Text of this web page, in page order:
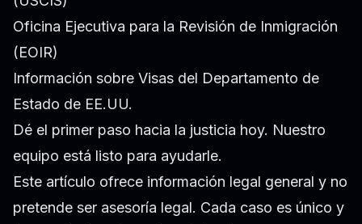
Oficina Ejecutiva para la Revisión de Inmigración
(EOIR)
Información sobre Visas del Departamento de
Estado de EE.UU.
Dé el primer paso hacia la justicia hoy. Nuestro
equipo está listo para ayudarle.
Este artículo ofrece información legal general y no
pretende ser asesoría legal. Cada caso es único y